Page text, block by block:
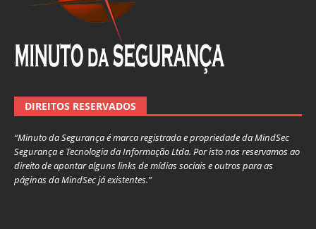
DIREITOS RESERVADOS
“Minuto da Segurança é marca registrada e propriedade da MindSec
Segurança e Tecnologia da Informação Ltda. Por isto nos reservamos ao
direito de apontar alguns links de mídias sociais e outros para as
páginas da MindSec já existentes.”